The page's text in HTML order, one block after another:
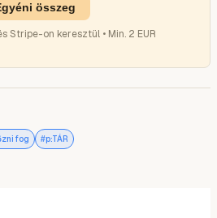
összeg
Stripe-on keresztül • Min. 2 EUR
fog #p:TÁR